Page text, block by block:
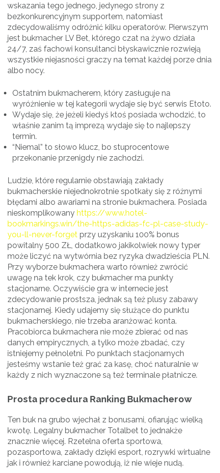
wskazania tego jednego, jedynego strony z
bezkonkurencyjnym supportem, natomiast
zdecydowaliśmy odróżnić kilku operatorów. Pierwszym
jest bukmacher LV Bet, którego czat na żywo działa
24/7, zaś fachowi konsultanci błyskawicznie rozwieją
wszystkie niejasności graczy na temat każdej porze dnia
albo nocy.
Ostatnim bukmacherem, który zasługuje na
wyróżnienie w tej kategorii wydaje się być serwis Etoto.
Wydaje się, że jeżeli kiedyś ktoś posiada wchodzić, to
właśnie zanim tą imprezą wydaje się to najlepszy
termin.
“Niemal” to słowo klucz, bo stuprocentowe
przekonanie przenigdy nie zachodzi.
Ludzie, które regularnie obstawiają zakłady
bukmacherskie niejednokrotnie spotkały się z różnymi
błędami albo awariami na stronie bukmachera. Posiada
nieskomplikowany https://www.hotel-
bookmarkings.win/the-https-adidas-fc-pl-case-study-
you-ll-never-forget przy uzyskaniu 100% bonus
powitalny 500 ZŁ, dodatkowo jakikolwiek nowy typer
może liczyć na wytwórnia bez ryzyka dwadzieścia PLN.
Przy wyborze bukmachera warto również zwrócić
uwagę na tek krok, czy bukmacher ma punkty
stacjonarne. Oczywiście gra w internecie jest
zdecydowanie prostsza, jednak są też plusy zabawy
stacjonarnej. Kiedy udajemy się służące do punktu
bukmacherskiego, nie trzeba aranżować konta.
Pracobiorca bukmachera nie może zbierać od nas
danych empirycznych, a tylko może zbadać, czy
istniejemy pełnoletni. Po punktach stacjonarnych
jesteśmy wstanie też grać za kasę, choć naturalnie w
każdy z nich wyznaczone są też terminale płatnicze.
Prosta procedura Ranking Bukmacherow
Ten buk na grubo wjechał z bonusami, ofiarując wielką
kwotę. Legalny bukmacher Totalbet to jednakże
znacznie więcej. Rzetelna oferta sportowa,
pozasportowa, zakłady dzięki esport, rozrywki wirtualne
jak i również karciane powodują, iż nie wieje nudą.